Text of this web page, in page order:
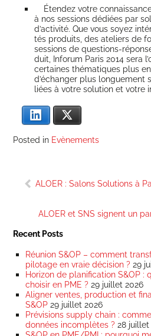
Éten­dez votre
à nos ses­sions dédiées par
d’activité. Que vous soyez
tés pro­duits, des ate­liers de
ses­sions de ques­tions-
duit, Info­rum Paris 2014 sera
cer­taines thé­ma­tiques plus
d’échanger plus lon­gue­ment
liées à votre solu­tion et votre
Lin­ke­dIn
Posted in Evènements
de
ALOER : Salons Solutions à
ALOER et SNS signent un
Recent Posts
Réunion S&OP – comment
pilotage en vraie décision ? 29
Horizon de planification S&OP
choisir en PME ? 29 juillet 2026
Aligner ventes, production et
S&OP 29 juillet 2026
Prévisions supply chain :
données incomplètes ? 28 juillet